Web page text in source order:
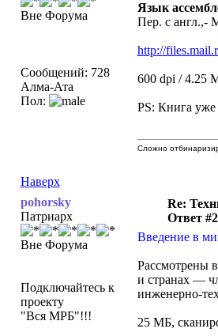
Вне Форума
Сообщений: 728
Алма-Ата
Пол:
Язык
Пер. с англ.,-
http://
600 dpi / 4.25
PS: Книга уже
Наверх
Сложно
pohorsky
Патриарх
Вне Форума
Подключайтесь к
проекту
"Вся МРБ"!!!
Re:
Ответ
Введение в
Рассмотрены
и странах —
инженерно-
25 МБ,